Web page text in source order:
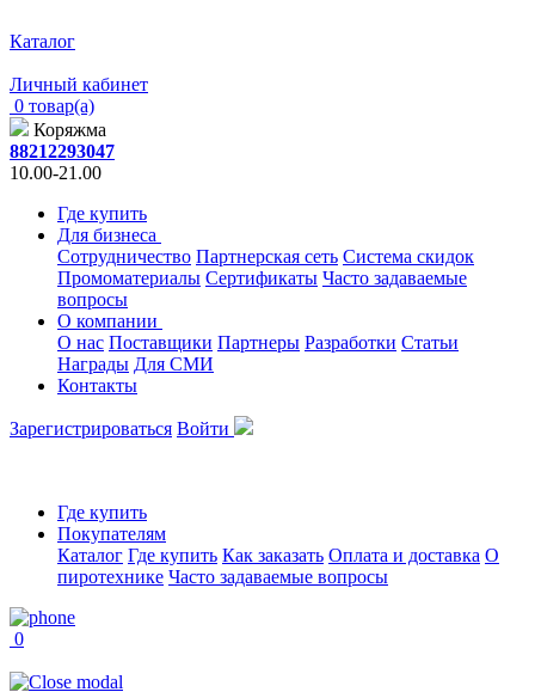
Каталог
Личный кабинет
0 товар(а)
Коряжма
88212293047
10.00-21.00
Где купить
Для бизнеса
Сотрудничество Партнерская сеть Система скидок
Промоматериалы Сертификаты Часто задаваемые
вопросы
О компании
О нас Поставщики Партнеры Разработки Статьи
Награды Для СМИ
Контакты
Зарегистрироваться Войти
Где купить
Покупателям
Каталог Где купить Как заказать Оплата и доставка О
пиротехнике Часто задаваемые вопросы
0